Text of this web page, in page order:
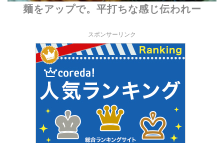
麺をアップで。平打ちな感じ伝われー
スポンサーリンク